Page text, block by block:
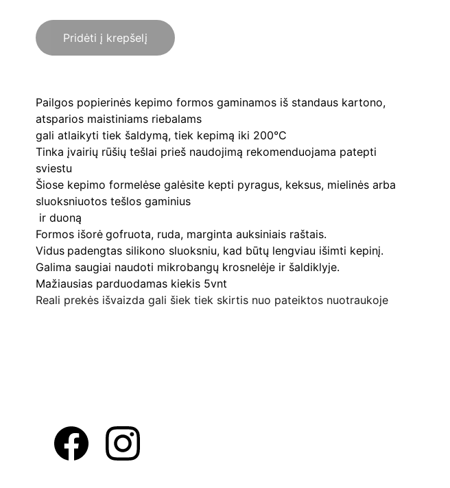
Pridėti į krepšelį
Pailgos popierinės kepimo formos gaminamos iš standaus kartono,
atsparios maistiniams riebalams
gali atlaikyti tiek šaldymą, tiek kepimą iki 200°C
Tinka įvairių rūšių tešlai prieš naudojimą rekomenduojama patepti
sviestu
Šiose kepimo formelėse galėsite kepti pyragus, keksus, mielinės arba
sluoksniuotos tešlos gaminius
ir duoną
Formos išorė gofruota, ruda, marginta auksiniais raštais.
Vidus padengtas silikono sluoksniu, kad būtų lengviau išimti kepinį.
Galima saugiai naudoti mikrobangų krosnelėje ir šaldiklyje.
Mažiausias parduodamas kiekis 5vnt
Reali prekės išvaizda gali šiek tiek skirtis nuo pateiktos nuotraukoje